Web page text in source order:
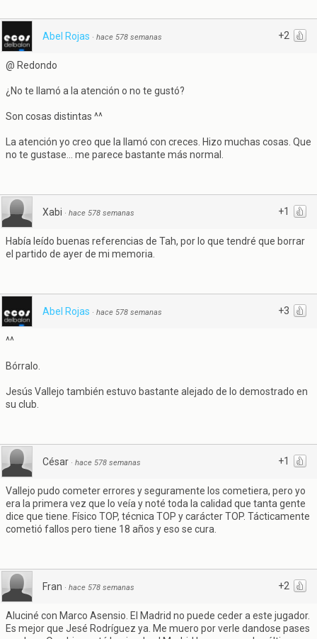
+2
Abel Rojas · hace 578 semanas
@ Redondo
¿No te llamó a la atención o no te gustó?
Son cosas distintas ^^
La atención yo creo que la llamó con creces. Hizo muchas cosas. Que
no te gustase... me parece bastante más normal.
+1
Xabi · hace 578 semanas
Había leído buenas referencias de Tah, por lo que tendré que borrar
el partido de ayer de mi memoria.
+3
Abel Rojas · hace 578 semanas
^^
Bórralo.
Jesús Vallejo también estuvo bastante alejado de lo demostrado en
su club.
+1
César · hace 578 semanas
Vallejo pudo cometer errores y seguramente los cometiera, pero yo
era la primera vez que lo veía y noté toda la calidad que tanta gente
dice que tiene. Físico TOP, técnica TOP y carácter TOP. Tácticamente
cometió fallos pero tiene 18 años y eso se cura.
+2
Fran · hace 578 semanas
Aluciné con Marco Asensio. El Madrid no puede ceder a este jugador.
Es mejor que Jesé Rodríguez ya. Me muero por verle dandose pases